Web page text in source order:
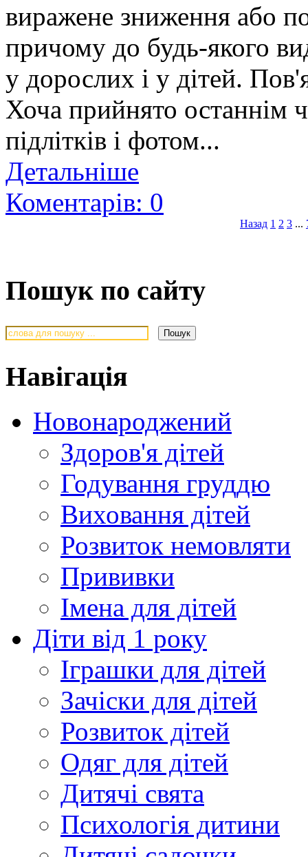
виражене зниження або
причому до будь-якого
у дорослих і у дітей.
Хоча прийнято останнім
підлітків і фотом...
Детальніше
Коментарів: 0
Назад 1 2 3 ...
Пошук по сайту
Навігація
Новонароджений
Здоров'я дітей
Годування груддю
Виховання дітей
Розвиток немовляти
Прививки
Імена для дітей
Діти від 1 року
Іграшки для дітей
Зачіски для дітей
Розвиток дітей
Одяг для дітей
Дитячі свята
Психологія дитини